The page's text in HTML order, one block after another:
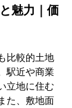
魅力｜価
比較的土地
駅近や商業
立地に住む
た、敷地面